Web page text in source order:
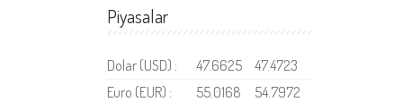
Piyasalar
Dolar (USD) : 47.6625
47.4723
Euro (EUR) :
55.0168 54.7972